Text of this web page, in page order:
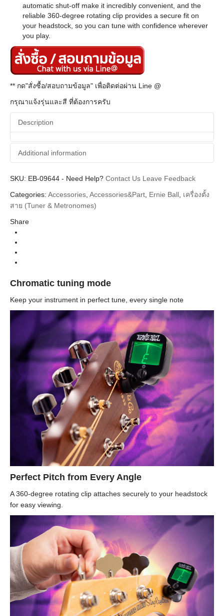
automatic shut-off make it incredibly convenient, and the
reliable 360-degree rotating clip provides a secure fit on
your headstock, so you can tune with confidence wherever
you play.
** กด"สั่งซื้อ/สอบถามข้อมูล" เพื่อติดต่อผ่าน Line @
กรุณาแจ้งรุ่นและสี ที่ต้องการครับ
Description
Additional information
Additional information
Brands Ernie Ball
SKU: EB-09644 - Need Help? Contact Us Leave Feedback
Categories: Accessories Accessories&Part Ernie Ball เครื่องตั้ง
สาย (Tuner & Metronomes)
Share
Chromatic tuning mode
Keep your instrument in perfect tune, every single note
Perfect Pitch from Every Angle
A 360-degree rotating clip attaches securely to your headstock
for easy viewing.